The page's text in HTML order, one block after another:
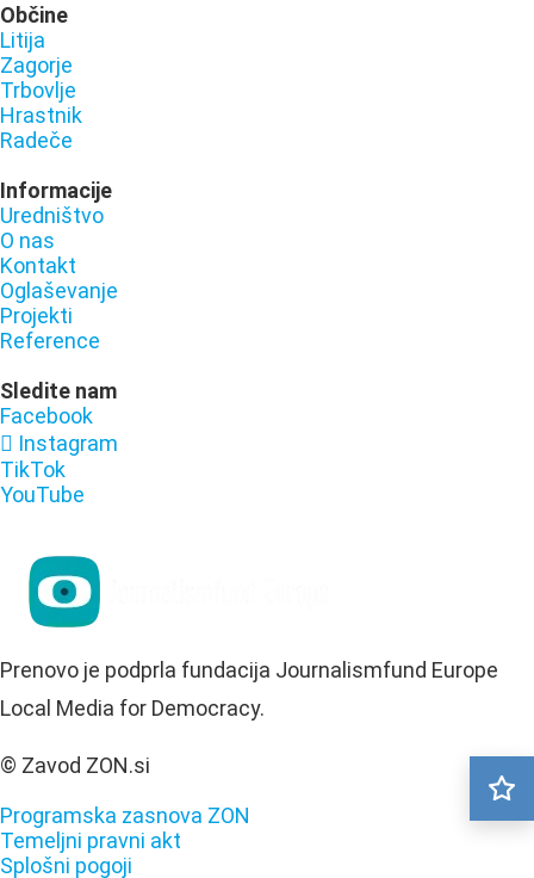
Občine
Litija
Zagorje
Trbovlje
Hrastnik
Radeče
Informacije
Uredništvo
O nas
Kontakt
Oglaševanje
Projekti
Reference
Sledite nam
Facebook
Instagram
TikTok
YouTube
Prenovo je podprla fundacija Journalismfund Europe
Local Media for Democracy.
© Zavod ZON.si
Programska zasnova ZON
Temeljni pravni akt
Splošni pogoji